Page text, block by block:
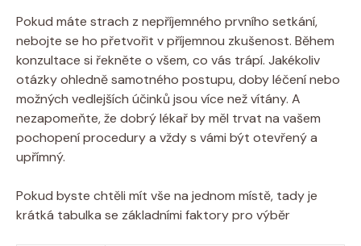
Pokud máte strach z nepříjemného prvního setkání,
nebojte se ho přetvořit v příjemnou zkušenost. Během
konzultace si řekněte o všem, co vás trápí. Jakékoliv
otázky ohledně samotného postupu, doby léčení nebo
možných vedlejších účinků jsou více než vítány. A
nezapomeňte, že dobrý lékař by měl trvat na vašem
pochopení procedury a vždy s vámi být otevřený a
upřímný.
Pokud byste chtěli mít vše na jednom místě, tady je
krátká tabulka se základními faktory pro výběr